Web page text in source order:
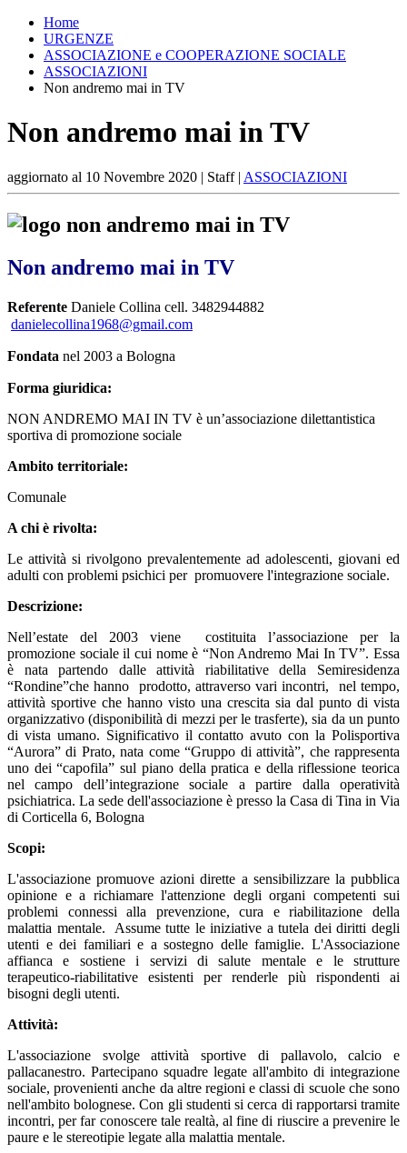
Home
URGENZE
ASSOCIAZIONE e COOPERAZIONE SOCIALE
ASSOCIAZIONI
Non andremo mai in TV
Non andremo mai in TV
aggiornato al 10 Novembre 2020 | Staff | ASSOCIAZIONI
Non andremo mai in TV
Referente Daniele Collina cell. 3482944882
danielecollina1968@gmail.com
Fondata nel 2003 a Bologna
Forma giuridica:
NON ANDREMO MAI IN TV è un’associazione dilettantistica
sportiva di promozione sociale
Ambito territoriale:
Comunale
A chi è rivolta:
Le attività si rivolgono prevalentemente ad adolescenti, giovani ed
adulti con problemi psichici per promuovere l'integrazione sociale.
Descrizione:
Nell’estate del 2003 viene costituita l’associazione per la
promozione sociale il cui nome è “Non Andremo Mai In TV”. Essa
è nata partendo dalle attività riabilitative della Semiresidenza
“Rondine”che hanno prodotto, attraverso vari incontri, nel tempo,
attività sportive che hanno visto una crescita sia dal punto di vista
organizzativo (disponibilità di mezzi per le trasferte), sia da un punto
di vista umano. Significativo il contatto avuto con la Polisportiva
“Aurora” di Prato, nata come “Gruppo di attività”, che rappresenta
uno dei “capofila” sul piano della pratica e della riflessione teorica
nel campo dell’integrazione sociale a partire dalla operatività
psichiatrica. La sede dell'associazione è presso la Casa di Tina in Via
di Corticella 6, Bologna
Scopi:
L'associazione promuove azioni dirette a sensibilizzare la pubblica
opinione e a richiamare l'attenzione degli organi competenti sui
problemi connessi alla prevenzione, cura e riabilitazione della
malattia mentale. Assume tutte le iniziative a tutela dei diritti degli
utenti e dei familiari e a sostegno delle famiglie. L'Associazione
affianca e sostiene i servizi di salute mentale e le strutture
terapeutico-riabilitative esistenti per renderle più rispondenti ai
bisogni degli utenti.
Attività:
L'associazione svolge attività sportive di pallavolo, calcio e
pallacanestro. Partecipano squadre legate all'ambito di integrazione
sociale, provenienti anche da altre regioni e classi di scuole che sono
nell'ambito bolognese. Con gli studenti si cerca di rapportarsi tramite
incontri, per far conoscere tale realtà, al fine di riuscire a prevenire le
paure e le stereotipie legate alla malattia mentale.